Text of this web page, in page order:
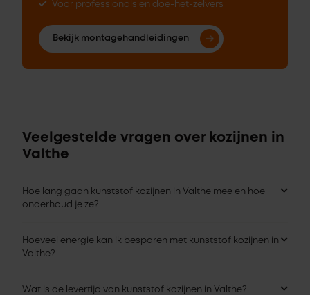
Voor professionals en doe-het-zelvers
Bekijk montagehandleidingen
Veelgestelde vragen over kozijnen in
Valthe
Hoe lang gaan kunststof kozijnen in Valthe mee en hoe
onderhoud je ze?
Hoeveel energie kan ik besparen met kunststof kozijnen in
Valthe?
Wat is de levertijd van kunststof kozijnen in Valthe?